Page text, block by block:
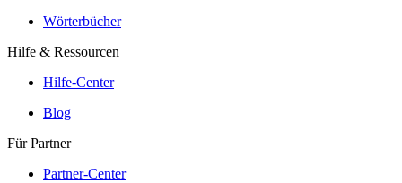
Wörterbücher
Hilfe & Ressourcen
Hilfe-Center
Blog
Für Partner
Partner-Center